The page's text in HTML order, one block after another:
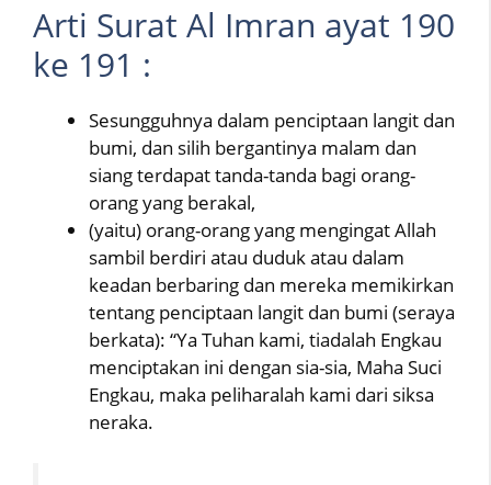
Arti Surat Al Imran ayat 190
ke 191 :
Sesungguhnya dalam penciptaan langit dan
bumi, dan silih bergantinya malam dan
siang terdapat tanda-tanda bagi orang-
orang yang berakal,
(yaitu) orang-orang yang mengingat Allah
sambil berdiri atau duduk atau dalam
keadan berbaring dan mereka memikirkan
tentang penciptaan langit dan bumi (seraya
berkata): “Ya Tuhan kami, tiadalah Engkau
menciptakan ini dengan sia-sia, Maha Suci
Engkau, maka peliharalah kami dari siksa
neraka.